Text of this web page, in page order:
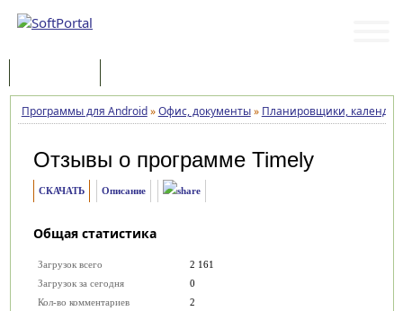
Программы для Android»Офис, документы» Планировщики,
Отзывы о программе Timely
СКАЧАТЬ Описание
Общая статистика
Загрузок всего
2 161
Загрузок за сегодня
0
Кол-во комментариев
2